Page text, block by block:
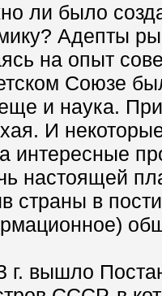
ли было
Адепты
на опыт
Союзе
и наука.
И
интересные
настоящей
страны в
г. вышло